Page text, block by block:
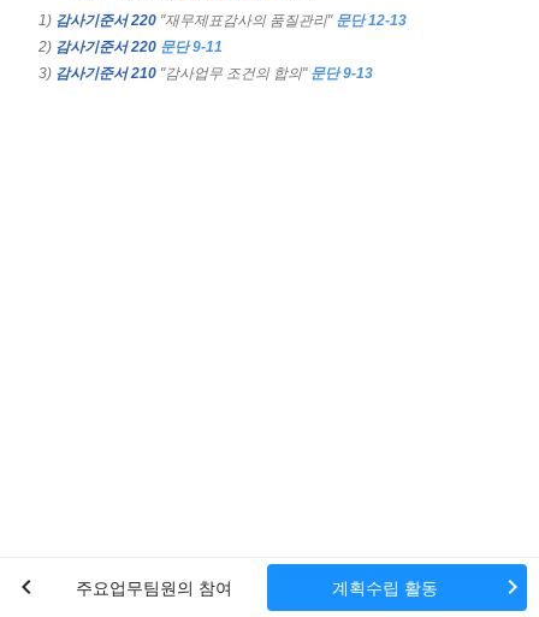
1) 감사기준서 220 "재무제표감사의 품질관리" 문단 12-13
2) 감사기준서 220 문단 9-11
3) 감사기준서 210 "감사업무 조건의 합의" 문단 9-13
chevron_left 주요업무팀원의 참여 계획수립 활동 chevron_right